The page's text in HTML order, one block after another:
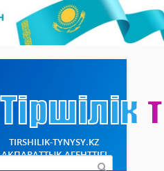
TIRSHILIK-TYNYSY.KZ
АҚПАРАТТЫҚ АГЕНТТІГІ